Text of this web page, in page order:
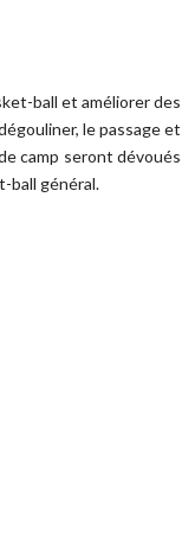
ball et améliorer des
le passage et
camp seront dévoués
ball général.